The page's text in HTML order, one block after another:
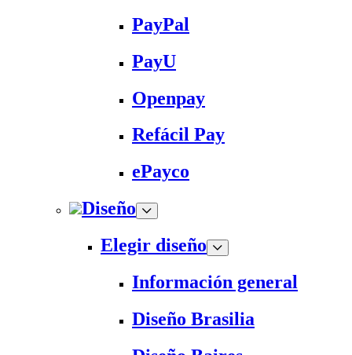
PayPal
PayU
Openpay
Refácil Pay
ePayco
Diseño
Elegir diseño
Información general
Diseño Brasilia